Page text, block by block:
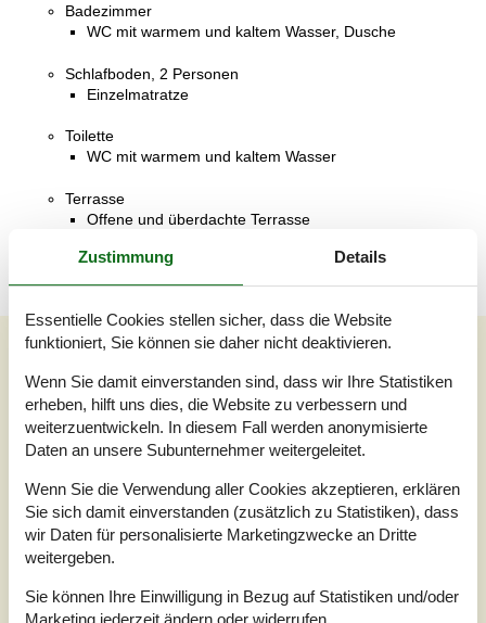
Badezimmer
WC mit warmem und kaltem Wasser, Dusche
Schlafboden, 2 Personen
Einzelmatratze
Toilette
WC mit warmem und kaltem Wasser
Terrasse
Offene und überdachte Terrasse
Unsere Gästebewertungen
Unsere GästebewertungenExterne Bewertungen
4,3 Bezogen auf4Bewertungen
Letzte Bewertung ist vom 03.05.2026
4
2 (0)
1
Zustimmung Details
Essentielle Cookies stellen sicher, dass die Website
funktioniert, Sie können sie daher nicht deaktivieren.
Wenn Sie damit einverstanden sind, dass wir Ihre Statistiken
erheben, hilft uns dies, die Website zu verbessern und
weiterzuentwickeln. In diesem Fall werden anonymisierte
Daten an unsere Subunternehmer weitergeleitet.
Wenn Sie die Verwendung aller Cookies akzeptieren, erklären
Sie sich damit einverstanden (zusätzlich zu Statistiken), dass
wir Daten für personalisierte Marketingzwecke an Dritte
weitergeben.
Sie können Ihre Einwilligung in Bezug auf Statistiken und/oder